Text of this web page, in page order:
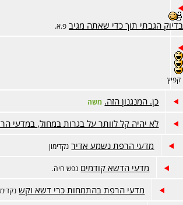
בדיוק הגבתי תוך כדי שאתה מגיב פ.א.
קפיץ
כן. המנגנון הזה. משה
לא יהיה קל לוותר על בגרות במחול, במדעי
מדעי הרפת נשמע אדיר נקדימון
מדעי הדשא קודמים נפש חיה.
מדעי הרפת בהתמחות כרי דשא וקש